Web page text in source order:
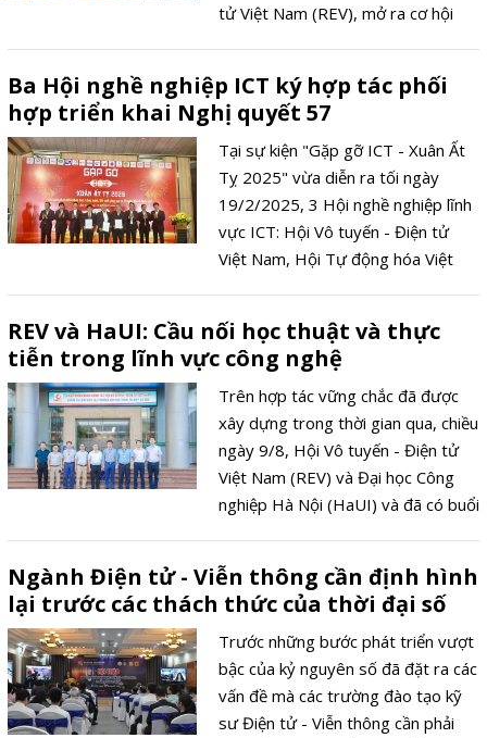
tử Việt Nam (REV), mở ra cơ hội
Ba Hội nghề nghiệp ICT ký hợp tác phối
hợp triển khai Nghị quyết 57
Tại sự kiện "Gặp gỡ ICT - Xuân Ất
Tỵ 2025" vừa diễn ra tối ngày
19/2/2025, 3 Hội nghề nghiệp lĩnh
vực ICT: Hội Vô tuyến - Điện tử
Việt Nam, Hội Tự động hóa Việt
Nghị quyết 57-NQ/TW của Bộ
Chính trị về đột phá phát triển khoa
học công nghệ, đổi mới sáng tạo và
chuyển đổi số.
REV và HaUI: Cầu nối học thuật và thực
tiễn trong lĩnh vực công nghệ
Trên hợp tác vững chắc đã được
xây dựng trong thời gian qua, chiều
ngày 9/8, Hội Vô tuyến - Điện tử
Việt Nam (REV) và Đại học Công
nghiệp Hà Nội (HaUI) và đã có buổi
Buổi làm việc không chỉ bàn về nhu
cầu cấp thiết về nhân lực chất
lượng cao trong lĩnh vực điện tử -
viễn thông và công nghệ thông tin,
mà còn hứa hẹn tạo ra những bước
đột phá quan trọng và thiết thực
Ngành Điện tử - Viễn thông cần định hình
lại trước các thách thức của thời đại số
Trước những bước phát triển vượt
bậc của kỷ nguyên số đã đặt ra các
vấn đề mà các trường đào tạo kỹ
sư Điện tử - Viễn thông cần phải